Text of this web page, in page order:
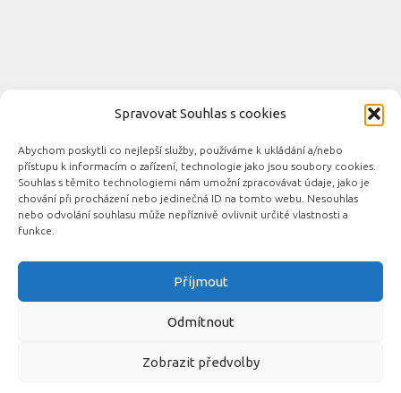
Spravovat Souhlas s cookies
Abychom poskytli co nejlepší služby, používáme k ukládání a/nebo
přístupu k informacím o zařízení, technologie jako jsou soubory cookies.
Souhlas s těmito technologiemi nám umožní zpracovávat údaje, jako je
chování při procházení nebo jedinečná ID na tomto webu. Nesouhlas
nebo odvolání souhlasu může nepříznivě ovlivnit určité vlastnosti a
funkce.
Příjmout
Odmítnout
Zobrazit předvolby
Novinky automobilového průmyslu © 2026. Všechna práva
vyhrazena.
Podporováno - Designed with the Hueman theme
Související automobilové magazíny:
Auta.eu DotekSlova.cz